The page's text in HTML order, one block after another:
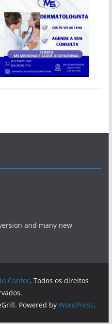
and many new
Cantor. Todos os direitos
Powered by WordPress.